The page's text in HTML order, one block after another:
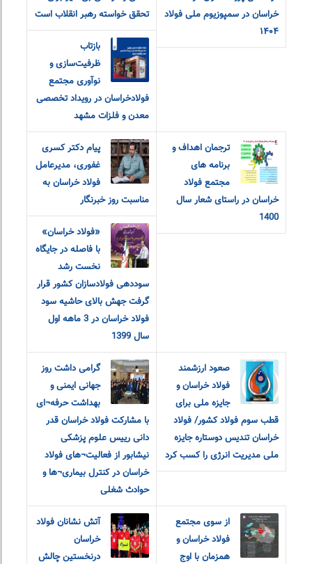
خراسان در سمپوزیوم ملی فولاد
۱۴۰۴
تحقق خواسته رهبر انقلاب است
بازتاب
ظرفیت‌سازی و
نوآوری مجتمع
فولادخراسان در رویداد تخصصی
معدن و فلزات مشهد
ترجمان اهداف و
برنامه های
مجتمع فولاد
خراسان در راستای شعار سال
1400
پیام دکتر کسری
غفوری، مدیرعامل
فولاد خراسان به
مناسبت روز خبرنگار
«فولاد خراسان»
با فاصله در جایگاه
نخست رشد
سوددهی فولادسازان کشور قرار
گرفت جهش بالای حاشیه سود
فولاد خراسان در 3 ماهه اول
سال 1399
صعود ارزشمند
فولاد خراسان و
جایزه ملی برای
قطب سوم فولاد کشور/ فولاد
خراسان تندیس دوستاره جایزه
ملی مدیریت انرژی را کسب کرد
گرامی داشت روز
جهانی ایمنی و
بهداشت حرفه¬ای
با مشارکت فولاد خراسان قدر
دانی رییس علوم پزشکی
نیشابور از فعالیت¬های فولاد
خراسان در کنترل بیماری¬ها و
حوادث شغلی
از سوی مجتمع
فولاد خراسان و
همزمان با اوج
آتش نشانان فولاد
خراسان
درنخستین چالش